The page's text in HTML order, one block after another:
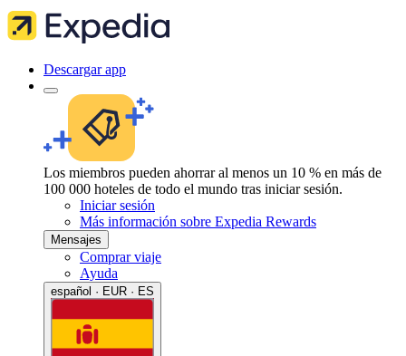
Descargar app
Los miembros pueden ahorrar al menos un 10 % en más de
100 000 hoteles de todo el mundo tras iniciar sesión.
Iniciar sesión
Más información sobre Expedia Rewards
Mensajes
Comprar viaje
Ayuda
español · EUR · ES